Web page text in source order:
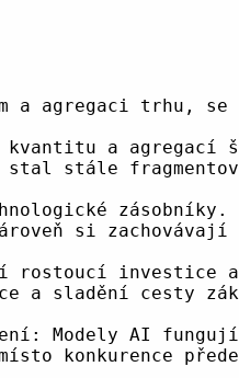
schopnost efektivně cílit. Tyto iniciativy umožňují vydavatelům a inzerentům spolupracovat na porozumění publiku, aniž by se zveřejňovala nezpracovaná uživatelská data, a vytvářejí tak most mezi strategiemi dat první strany a aktivací napříč společnostmi. Důraz na čisté cesty dodávek se rozšiřuje na snižování počtu